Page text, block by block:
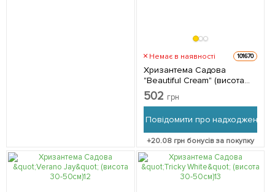
Немає в наявності 101670
Хризантема Садова
"Beautiful Cream" (висота
30-50см) 1 саджанець в
упаковці
502 грн
Повідомити про надходження
+20.08грн бонусів за покупку